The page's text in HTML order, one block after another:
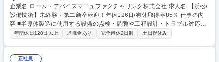
企業名 ローム・デバイスマニュファクチャリング株式会社 求人名 【浜松/
設備技術】未経験・第二新卒歓迎！年休126日/有休取得率85％ 仕事の内
容 ■半導体製造に使用する設備の点検・調整や工程設計・トラブル対応を
お任せします。安定した生産を支える重要な役割で、未経験からでも知識
不具合の原因特定と修理対応 ■改善業務：作業効率や安全性を高めるため
年間休日120日以上 退職金あり 完全週休2日制 土日祝休み
正社員